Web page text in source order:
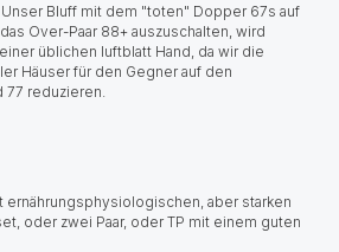
Unser Bluff mit dem "toten" Dopper 67s auf
Over-Paar 88+ auszuschalten, wird
üblichen luftblatt Hand, da wir die
Häuser für den Gegner auf den
77 reduzieren.
ernährungsphysiologischen, aber starken
oder zwei Paar, oder TP mit einem guten